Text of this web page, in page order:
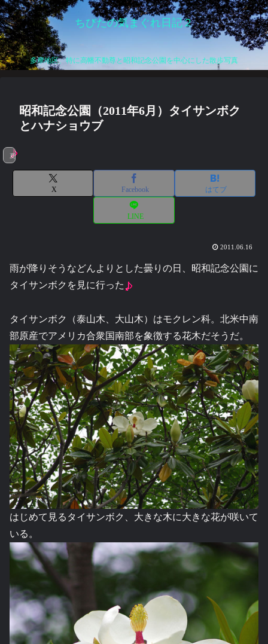
ちびたの気まぐれ日記２
多摩地区、特に高幡不動尊と昭和記念公園を中心にした散歩写真
昭和記念公園（2011年6月）タイサンボク
とハナショウブ
夏の風物詩
X Facebook はてブ
LINE
2011.06.16
雨が降りそうなどんよりとした曇りの日、昭和記念公園に
タイサンボクを見に行った
タイサンボク（泰山木、大山木）はモクレン科。北米中南
部原産でアメリカ合衆国南部を象徴する花木だそうだ。
はじめて見るタイサンボク、大きな木に大きな花が咲いて
いる。